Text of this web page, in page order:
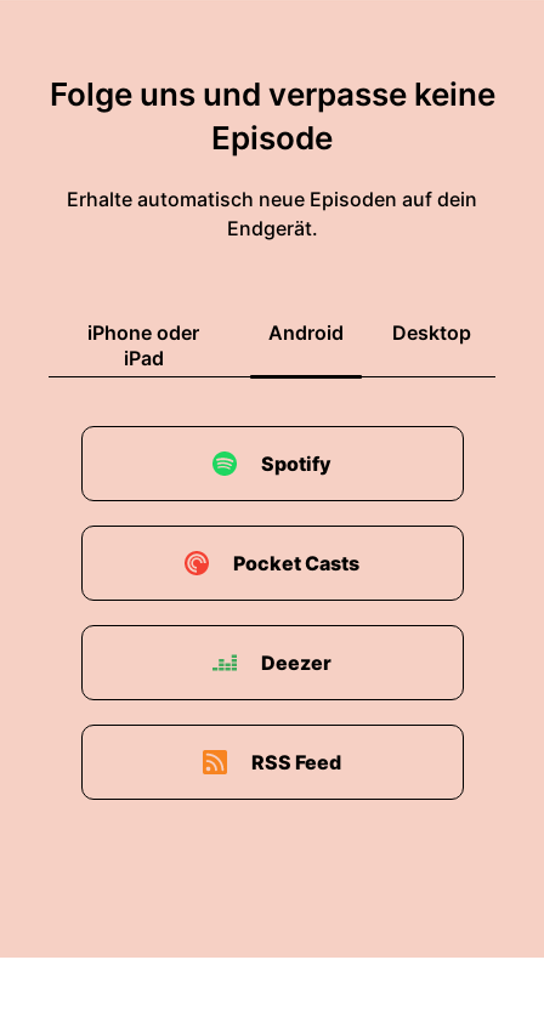
Folge uns und verpasse keine
Episode
Erhalte automatisch neue Episoden auf dein
Endgerät.
iPhone oder
iPad
Android Desktop
Spotify
Pocket Casts
Deezer
RSS Feed